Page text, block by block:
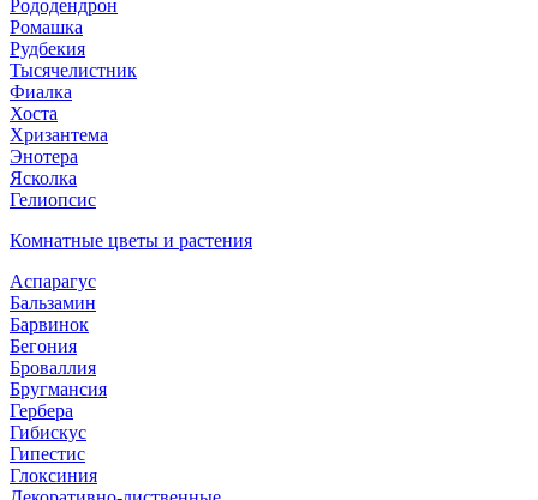
Рододендрон
Ромашка
Рудбекия
Тысячелистник
Фиалка
Хоста
Хризантема
Энотера
Ясколка
Гелиопсис
Комнатные цветы и растения
Аспарагус
Бальзамин
Барвинок
Бегония
Броваллия
Бругмансия
Гербера
Гибискус
Гипестис
Глоксиния